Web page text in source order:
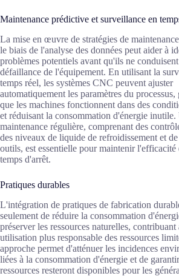
Maintenance prédictive et surveillance en
La mise en œuvre de stratégies de
le biais de l'analyse des données peut aider à
problèmes potentiels avant qu'ils ne
défaillance de l'équipement. En utilisant la
temps réel, les systèmes CNC peuvent ajuster
automatiquement les paramètres du processus,
que les machines fonctionnent dans des
et réduisant la consommation d'énergie inutile.
maintenance régulière, comprenant des
des niveaux de liquide de refroidissement et
outils, est essentielle pour maintenir l'efficacité
temps d'arrêt.
Pratiques durables
L'intégration de pratiques de fabrication
seulement de réduire la consommation
préserver les ressources naturelles, contribuant
utilisation plus responsable des ressources
approche permet d'atténuer les incidences
liées à la consommation d'énergie et de
ressources resteront disponibles pour les